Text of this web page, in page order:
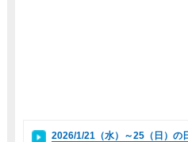
2026/1/21（水）～25（日）の